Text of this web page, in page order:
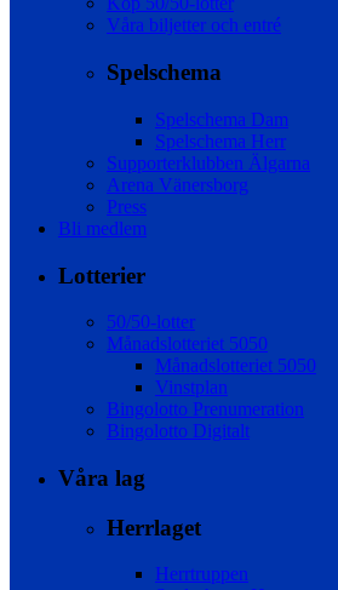
Våra biljetter och entré
Spelschema
Spelschema Dam
Spelschema Herr
Supporterklubben Älgarna
Arena Vänersborg
Press
Bli medlem
Lotterier
50/50-lotter
Månadslotteriet 5050
Månadslotteriet 5050
Vinstplan
Bingolotto Prenumeration
Bingolotto Digitalt
Våra lag
Herrlaget
Herrtruppen